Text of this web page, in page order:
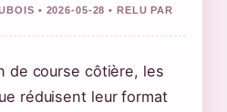
• 2026-05-28 • RELU PAR
de course côtière, les
réduisent leur format